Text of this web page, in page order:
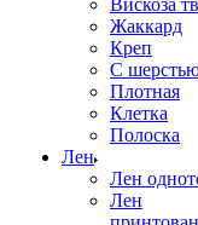
Вискоза
Жаккард
Креп
С
Плотная
Клетка
Полоска
Лен
Лен
Лен